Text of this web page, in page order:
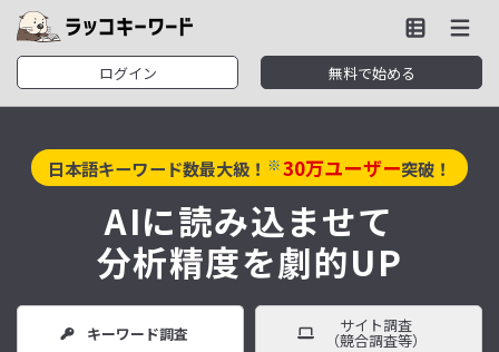
ログイン 無料で始める
日本語キーワード数最大級！ ※30万ユーザー突破！
AIに読み込ませて
分析精度を劇的UP
キーワード調査 サイト調査
（競合調査等）